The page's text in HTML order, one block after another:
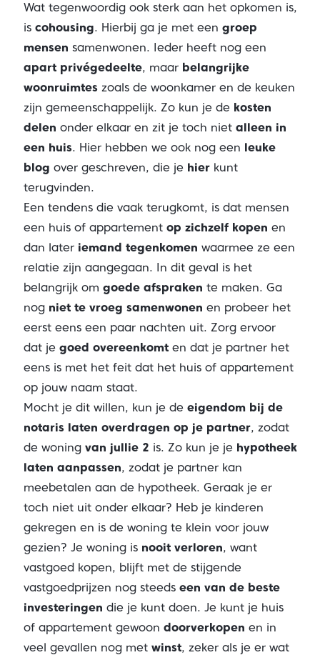
Wat tegenwoordig ook sterk aan het opkomen is,
is cohousing. Hierbij ga je met een groep
mensen samenwonen. Ieder heeft nog een
apart privégedeelte, maar belangrijke
woonruimteszoals de woonkamer en de keuken
zijn gemeenschappelijk. Zo kun je de kosten
delen onder elkaar en zit je toch niet alleen in
een huis. Hier hebben we ook nog een leuke
blog over geschreven, die je hier kunt
terugvinden.
Een tendens die vaak terugkomt, is dat mensen
een huis of appartement op zichzelf kopen en
dan later iemand tegenkomen waarmee ze een
relatie zijn aangegaan. In dit geval is het
belangrijk om goede afspraken te maken. Ga
nog niet te vroeg samenwonen en probeer het
eerst eens een paar nachten uit. Zorg ervoor
dat je goed overeenkomten dat je partner het
eens is met het feit dat het huis of appartement
op jouw naam staat.
Mocht je dit willen, kun je de eigendom bij de
notaris laten overdragen op je partner, zodat
de woning van jullie 2 is. Zo kun je je hypotheek
laten aanpassen, zodat je partner kan
meebetalen aan de hypotheek. Geraak je er
toch niet uit onder elkaar? Heb je kinderen
gekregen en is de woning te klein voor jouw
gezien? Je woning is nooit verloren, want
vastgoed kopen, blijft met de stijgende
vastgoedprijzen nog steeds een van de beste
investeringen die je kunt doen. Je kunt je huis
of appartement gewoon doorverkopen en in
veel gevallen nog met winst, zeker als je er wat